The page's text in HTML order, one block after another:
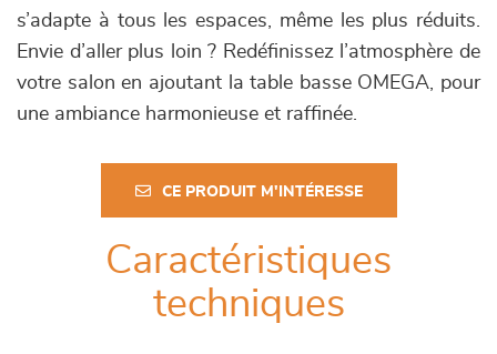
s’adapte à tous les espaces, même les plus réduits.
Envie d’aller plus loin ? Redéfinissez l’atmosphère de
votre salon en ajoutant la table basse OMEGA, pour
une ambiance harmonieuse et raffinée.
CE PRODUIT M'INTÉRESSE
Caractéristiques
techniques